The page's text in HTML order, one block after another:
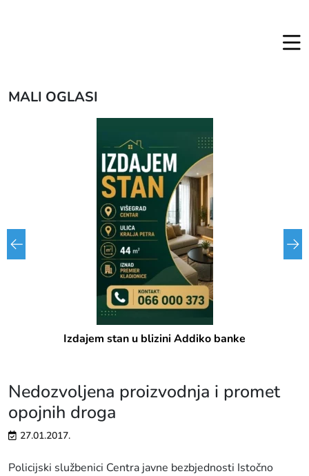
MALI OGLASI
Izdajem stan u blizini Addiko banke
Nedozvoljena proizvodnja i promet
opojnih droga
27.01.2017.
Policijski službenici Centra javne bezbjednosti Istočno